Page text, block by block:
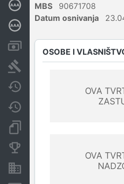
Certifikat bonitetne izvrsnosti
Dubinska bonitetna ocjena
MBS
90671708
Datum osnivanja
OSOBE I
OVA
OVA